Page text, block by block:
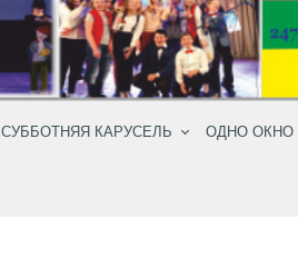
СУББОТНЯЯ КАРУСЕЛЬ ОДНО ОКНО